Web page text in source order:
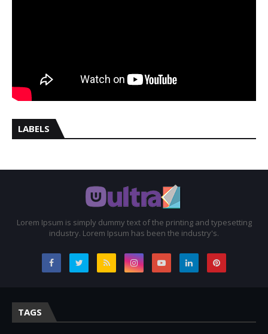
LABELS
Lorem Ipsum is simply dummy text of the printing and typesetting
industry. Lorem Ipsum has been the industry's.
TAGS